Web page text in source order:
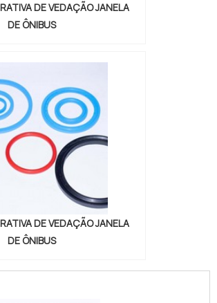
DE VEDAÇÃO JANELA
DE ÔNIBUS
DE VEDAÇÃO JANELA
DE ÔNIBUS